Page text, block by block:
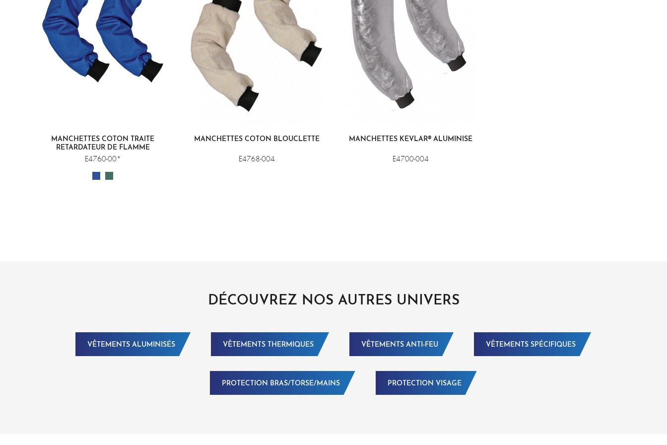
MANCHETTES COTON TRAITÉ
RETARDATEUR DE FLAMME
E4760-00*
MANCHETTES COTON BLOUCLETTE
E4768-004
MANCHETTES KEVLAR® ALUMINISÉ
E4700-004
DÉCOUVREZ NOS AUTRES UNIVERS
VÊTEMENTS ALUMINISÉS VÊTEMENTS THERMIQUES VÊTEMENTS ANTI-FEU VÊTEMENTS SPÉCIFIQUES
PROTECTION BRAS/TORSE/MAINS PROTECTION VISAGE